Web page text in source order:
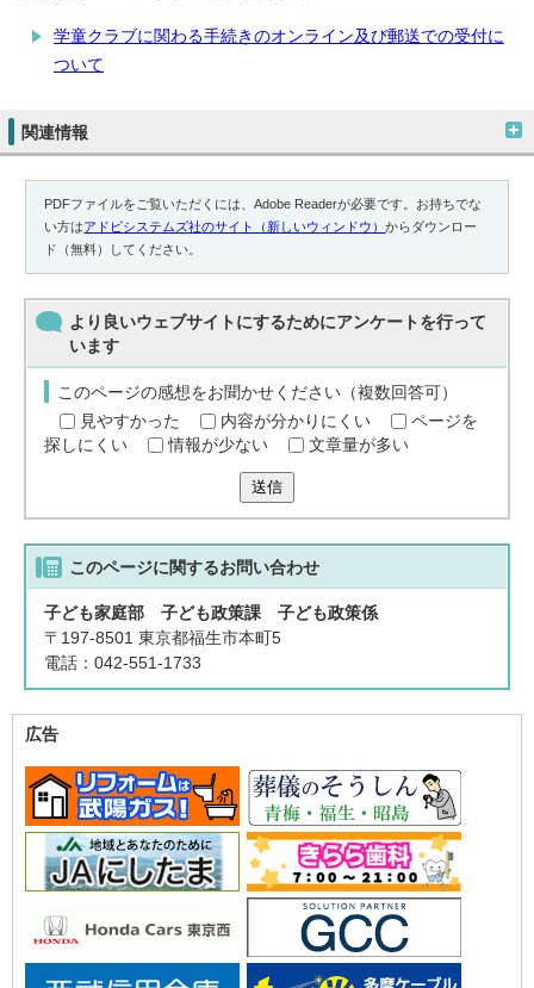
学童クラブに関わる手続きのオンライン及び郵送での受付に
ついて
関連情報
PDFファイルをご覧いただくには、Adobe Readerが必要です。お持ちでな
い方はアドビシステムズ社のサイト（新しいウィンドウ）からダウンロー
ド（無料）してください。
より良いウェブサイトにするためにアンケートを行って
います
このページの感想をお聞かせください（複数回答可）
見やすかった
内容が分かりにくい
ページを
探しにくい
情報が少ない 文章量が多い
送信
このページに関するお問い合わせ
子ども家庭部 子ども政策課 子ども政策係
〒197-8501 東京都福生市本町5
電話：042-551-1733
広告